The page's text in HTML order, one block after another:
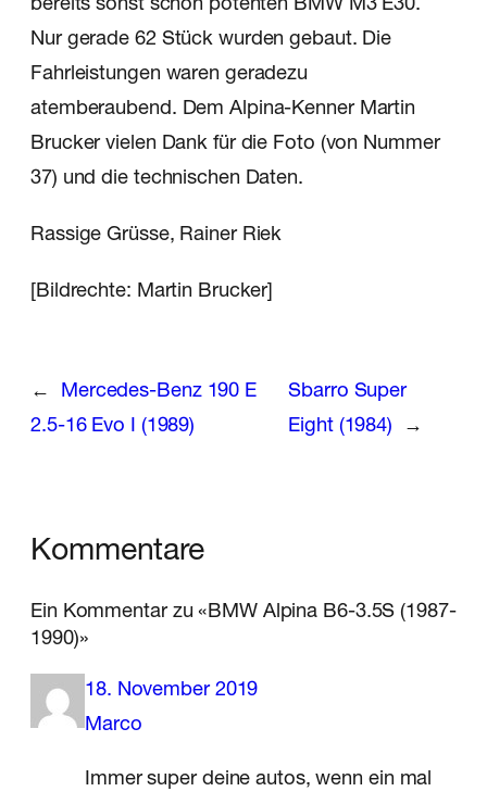
bereits sonst schon potenten BMW M3 E30.
Nur gerade 62 Stück wurden gebaut. Die
Fahrleistungen waren geradezu
atemberaubend. Dem Alpina-Kenner Martin
Brucker vielen Dank für die Foto (von Nummer
37) und die technischen Daten.
Rassige Grüsse, Rainer Riek
[Bildrechte: Martin Brucker]
←
Mercedes-Benz 190 E
2.5-16 Evo I (1989)
Sbarro Super
Eight (1984)
→
Kommentare
Ein Kommentar zu «BMW Alpina B6-3.5S (1987-
1990)»
18. November 2019
Marco
Immer super deine autos, wenn ein mal